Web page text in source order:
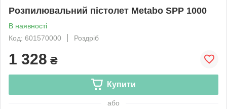
Розпилювальний пістолет Metabo SPP 1000
В наявності
Код: 601570000
Роздріб
1 328 ₴
Купити
або